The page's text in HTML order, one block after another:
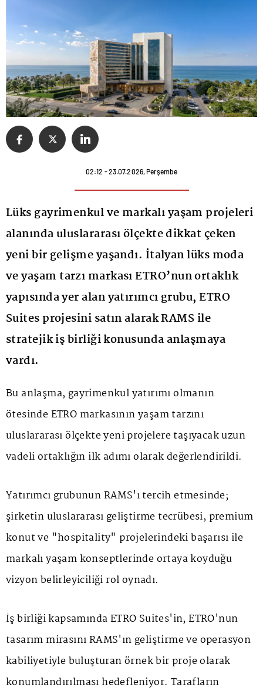
02:12 - 23.07.2026, Perşembe
Lüks gayrimenkul ve markalı yaşam projeleri
alanında uluslararası ölçekte dikkat çeken
yeni bir gelişme yaşandı. İtalyan lüks moda
ve yaşam tarzı markası ETRO’nun ortaklık
yapısında yer alan yatırımcı grubu, ETRO
Suites projesini satın alarak RAMS ile
stratejik iş birliği konusunda anlaşmaya
vardı.
Bu anlaşma, gayrimenkul yatırımı olmanın
ötesinde ETRO markasının yaşam tarzını
uluslararası ölçekte yeni projelere taşıyacak uzun
vadeli ortaklığın ilk adımı olarak değerlendirildi.
Yatırımcı grubunun RAMS'ı tercih etmesinde;
şirketin uluslararası geliştirme tecrübesi, premium
konut ve "hospitality" projelerindeki başarısı ile
markalı yaşam konseptlerinde ortaya koyduğu
vizyon belirleyiciliği rol oynadı.
İş birliği kapsamında ETRO Suites'in, ETRO'nun
tasarım mirasını RAMS'ın geliştirme ve operasyon
kabiliyetiyle buluşturan örnek bir proje olarak
konumlandırılması hedefleniyor. Tarafların